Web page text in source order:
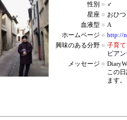
性別 ■ ♂
星座 ■ おひ
血液型 ■ A
ホームページ ■ http://
興味のある分野 ■ 子育て
ビア
メッセージ ■
この
ます。